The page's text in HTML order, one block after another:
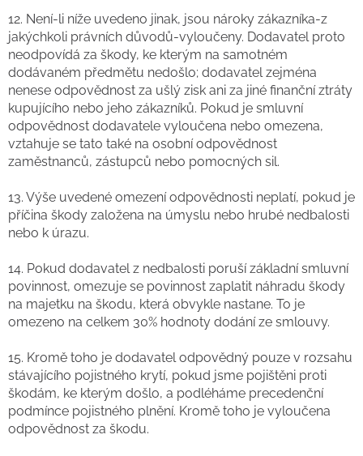
12. Není-li níže uvedeno jinak, jsou nároky zákazníka-z
jakýchkoli právních důvodů-vyloučeny. Dodavatel proto
neodpovídá za škody, ke kterým na samotném
dodávaném předmětu nedošlo; dodavatel zejména
nenese odpovědnost za ušlý zisk ani za jiné finanční ztráty
kupujícího nebo jeho zákazníků. Pokud je smluvní
odpovědnost dodavatele vyloučena nebo omezena,
vztahuje se tato také na osobní odpovědnost
zaměstnanců, zástupců nebo pomocných sil.
13. Výše ​​uvedené omezení odpovědnosti neplatí, pokud je
příčina škody založena na úmyslu nebo hrubé nedbalosti
nebo k úrazu.
14. Pokud dodavatel z nedbalosti poruší základní smluvní
povinnost, omezuje se povinnost zaplatit náhradu škody
na majetku na škodu, která obvykle nastane. To je
omezeno na celkem 30% hodnoty dodání ze smlouvy.
15. Kromě toho je dodavatel odpovědný pouze v rozsahu
stávajícího pojistného krytí, pokud jsme pojištěni proti
škodám, ke kterým došlo, a podléháme precedenční
podmínce pojistného plnění. Kromě toho je vyloučena
odpovědnost za škodu.